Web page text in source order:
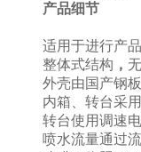
产品细节
适用于进行产
整体式结构 ，
外壳由国产钢
内箱、转台采
转台使用调速
喷水流量通过